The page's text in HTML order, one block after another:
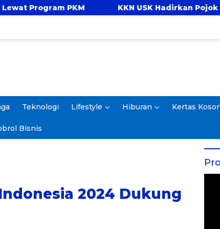
KKN USK Hadirkan Pojok Celengan, Ajarkan
Teknologi Lifestyle Hiburan Kertas
Bisnis
2024 Dukung